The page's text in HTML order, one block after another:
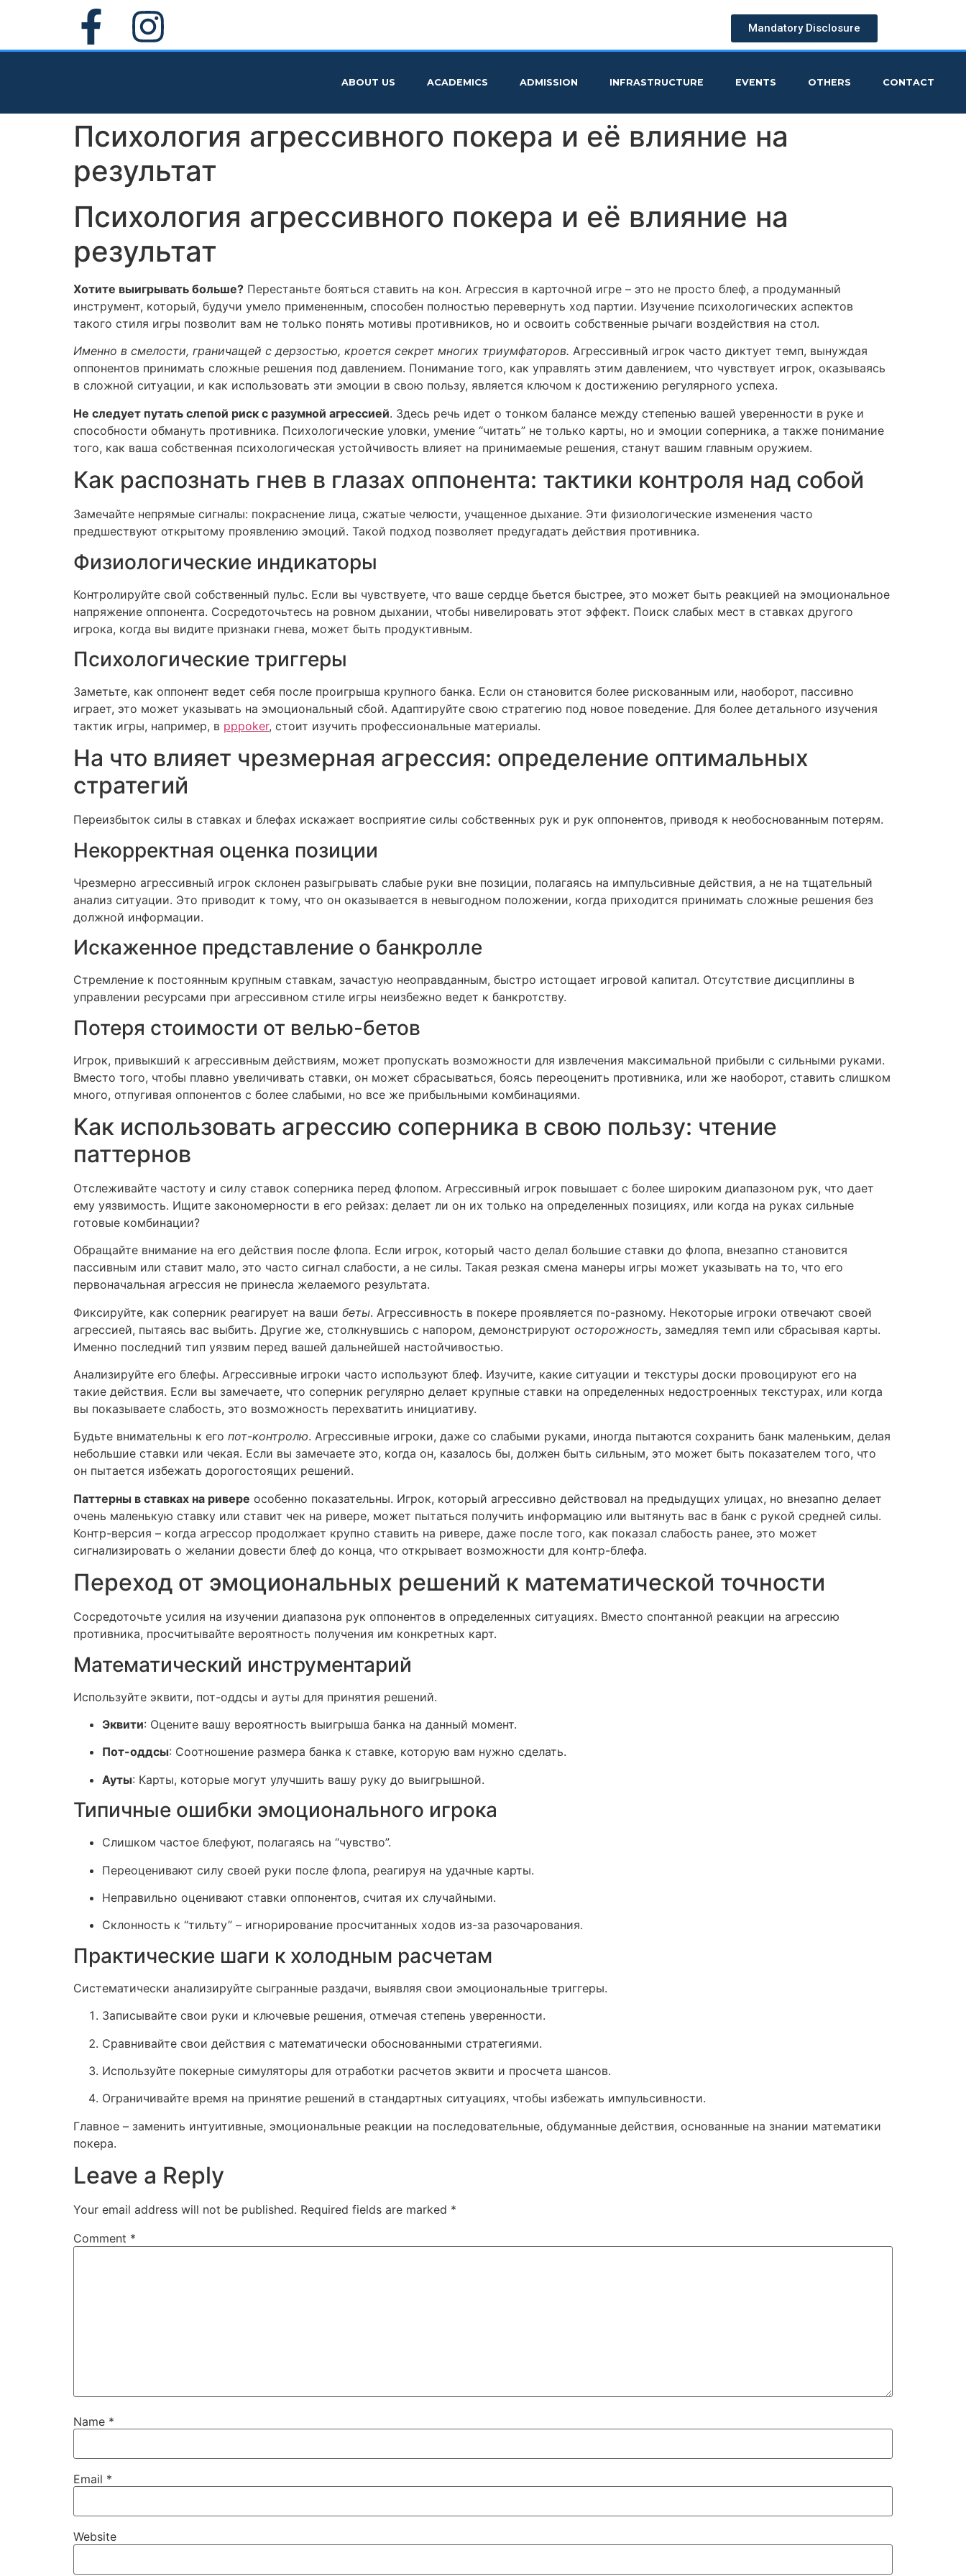
Mandatory Disclosure
ABOUT US ACADEMICS ADMISSION INFRASTRUCTURE EVENTS OTHERS CONTACT
Психология агрессивного покера и её влияние на
результат
Психология агрессивного покера и её влияние на
результат
Хотите выигрывать больше? Перестаньте бояться ставить на кон. Агрессия в карточной игре – это не просто блеф, а продуманный
инструмент, который, будучи умело примененным, способен полностью перевернуть ход партии. Изучение психологических аспектов
такого стиля игры позволит вам не только понять мотивы противников, но и освоить собственные рычаги воздействия на стол.
Именно в смелости, граничащей с дерзостью, кроется секрет многих триумфаторов. Агрессивный игрок часто диктует темп, вынуждая
оппонентов принимать сложные решения под давлением. Понимание того, как управлять этим давлением, что чувствует игрок, оказываясь
в сложной ситуации, и как использовать эти эмоции в свою пользу, является ключом к достижению регулярного успеха.
Не следует путать слепой риск с разумной агрессией. Здесь речь идет о тонком балансе между степенью вашей уверенности в руке и
способности обмануть противника. Психологические уловки, умение “читать” не только карты, но и эмоции соперника, а также понимание
того, как ваша собственная психологическая устойчивость влияет на принимаемые решения, станут вашим главным оружием.
Как распознать гнев в глазах оппонента: тактики контроля над собой
Замечайте непрямые сигналы: покраснение лица, сжатые челюсти, учащенное дыхание. Эти физиологические изменения часто
предшествуют открытому проявлению эмоций. Такой подход позволяет предугадать действия противника.
Физиологические индикаторы
Контролируйте свой собственный пульс. Если вы чувствуете, что ваше сердце бьется быстрее, это может быть реакцией на эмоциональное
напряжение оппонента. Сосредоточьтесь на ровном дыхании, чтобы нивелировать этот эффект. Поиск слабых мест в ставках другого
игрока, когда вы видите признаки гнева, может быть продуктивным.
Психологические триггеры
Заметьте, как оппонент ведет себя после проигрыша крупного банка. Если он становится более рискованным или, наоборот, пассивно
играет, это может указывать на эмоциональный сбой. Адаптируйте свою стратегию под новое поведение. Для более детального изучения
тактик игры, например, в pppoker, стоит изучить профессиональные материалы.
На что влияет чрезмерная агрессия: определение оптимальных
стратегий
Переизбыток силы в ставках и блефах искажает восприятие силы собственных рук и рук оппонентов, приводя к необоснованным потерям.
Некорректная оценка позиции
Чрезмерно агрессивный игрок склонен разыгрывать слабые руки вне позиции, полагаясь на импульсивные действия, а не на тщательный
анализ ситуации. Это приводит к тому, что он оказывается в невыгодном положении, когда приходится принимать сложные решения без
должной информации.
Искаженное представление о банкролле
Стремление к постоянным крупным ставкам, зачастую неоправданным, быстро истощает игровой капитал. Отсутствие дисциплины в
управлении ресурсами при агрессивном стиле игры неизбежно ведет к банкротству.
Потеря стоимости от велью-бетов
Игрок, привыкший к агрессивным действиям, может пропускать возможности для извлечения максимальной прибыли с сильными руками.
Вместо того, чтобы плавно увеличивать ставки, он может сбрасываться, боясь переоценить противника, или же наоборот, ставить слишком
много, отпугивая оппонентов с более слабыми, но все же прибыльными комбинациями.
Как использовать агрессию соперника в свою пользу: чтение
паттернов
Отслеживайте частоту и силу ставок соперника перед флопом. Агрессивный игрок повышает с более широким диапазоном рук, что дает
ему уязвимость. Ищите закономерности в его рейзах: делает ли он их только на определенных позициях, или когда на руках сильные
готовые комбинации?
Обращайте внимание на его действия после флопа. Если игрок, который часто делал большие ставки до флопа, внезапно становится
пассивным или ставит мало, это часто сигнал слабости, а не силы. Такая резкая смена манеры игры может указывать на то, что его
первоначальная агрессия не принесла желаемого результата.
Фиксируйте, как соперник реагирует на ваши беты. Агрессивность в покере проявляется по-разному. Некоторые игроки отвечают своей
агрессией, пытаясь вас выбить. Другие же, столкнувшись с напором, демонстрируют осторожность, замедляя темп или сбрасывая карты.
Именно последний тип уязвим перед вашей дальнейшей настойчивостью.
Анализируйте его блефы. Агрессивные игроки часто используют блеф. Изучите, какие ситуации и текстуры доски провоцируют его на
такие действия. Если вы замечаете, что соперник регулярно делает крупные ставки на определенных недостроенных текстурах, или когда
вы показываете слабость, это возможность перехватить инициативу.
Будьте внимательны к его пот-контролю. Агрессивные игроки, даже со слабыми руками, иногда пытаются сохранить банк маленьким, делая
небольшие ставки или чекая. Если вы замечаете это, когда он, казалось бы, должен быть сильным, это может быть показателем того, что
он пытается избежать дорогостоящих решений.
Паттерны в ставках на ривере особенно показательны. Игрок, который агрессивно действовал на предыдущих улицах, но внезапно делает
очень маленькую ставку или ставит чек на ривере, может пытаться получить информацию или вытянуть вас в банк с рукой средней силы.
Контр-версия – когда агрессор продолжает крупно ставить на ривере, даже после того, как показал слабость ранее, это может
сигнализировать о желании довести блеф до конца, что открывает возможности для контр-блефа.
Переход от эмоциональных решений к математической точности
Сосредоточьте усилия на изучении диапазона рук оппонентов в определенных ситуациях. Вместо спонтанной реакции на агрессию
противника, просчитывайте вероятность получения им конкретных карт.
Математический инструментарий
Используйте эквити, пот-оддсы и ауты для принятия решений.
Эквити: Оцените вашу вероятность выигрыша банка на данный момент.
Пот-оддсы: Соотношение размера банка к ставке, которую вам нужно сделать.
Ауты: Карты, которые могут улучшить вашу руку до выигрышной.
Типичные ошибки эмоционального игрока
Слишком частое блефуют, полагаясь на “чувство”.
Переоценивают силу своей руки после флопа, реагируя на удачные карты.
Неправильно оценивают ставки оппонентов, считая их случайными.
Склонность к “тильту” – игнорирование просчитанных ходов из-за разочарования.
Практические шаги к холодным расчетам
Систематически анализируйте сыгранные раздачи, выявляя свои эмоциональные триггеры.
Записывайте свои руки и ключевые решения, отмечая степень уверенности.
Сравнивайте свои действия с математически обоснованными стратегиями.
Используйте покерные симуляторы для отработки расчетов эквити и просчета шансов.
Ограничивайте время на принятие решений в стандартных ситуациях, чтобы избежать импульсивности.
Главное – заменить интуитивные, эмоциональные реакции на последовательные, обдуманные действия, основанные на знании математики
покера.
Leave a Reply
Your email address will not be published. Required fields are marked *
Comment *
Name *
Email *
Website